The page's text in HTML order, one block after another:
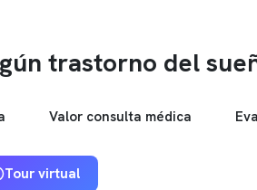
trastorno del
Valor consulta médica
Tour virtual